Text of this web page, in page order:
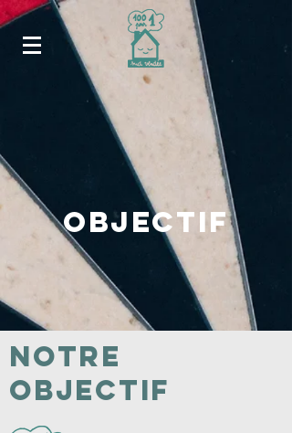
objectif
notre
objectif